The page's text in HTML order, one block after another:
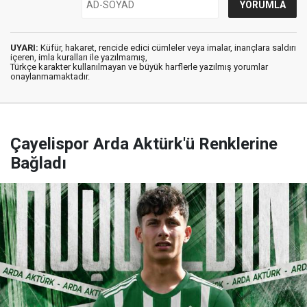
UYARI: Küfür, hakaret, rencide edici cümleler veya imalar, inançlara saldırı
içeren, imla kuralları ile yazılmamış,
Türkçe karakter kullanılmayan ve büyük harflerle yazılmış yorumlar
onaylanmamaktadır.
Çayelispor Arda Aktürk'ü Renklerine
Bağladı